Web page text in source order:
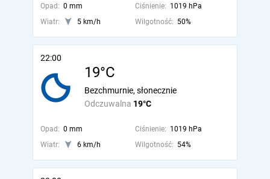
Opad: 0 mm Ciśnienie: 1019 hPa
Wiatr:
5 km/h Wilgotność: 50%
22:00
19°C
Odczuwalna 19°C
Bezchmurnie, słonecznie
Opad: 0 mm Ciśnienie: 1019 hPa
Wiatr:
6 km/h Wilgotność: 54%